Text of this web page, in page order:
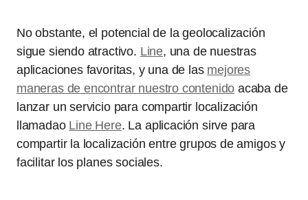
No obstante, el potencial de la geolocalización
sigue siendo atractivo. Line, una de nuestras
aplicaciones favoritas, y una de las mejores
maneras de encontrar nuestro contenido acaba de
lanzar un servicio para compartir localización
llamadao Line Here. La aplicación sirve para
compartir la localización entre grupos de amigos y
facilitar los planes sociales.